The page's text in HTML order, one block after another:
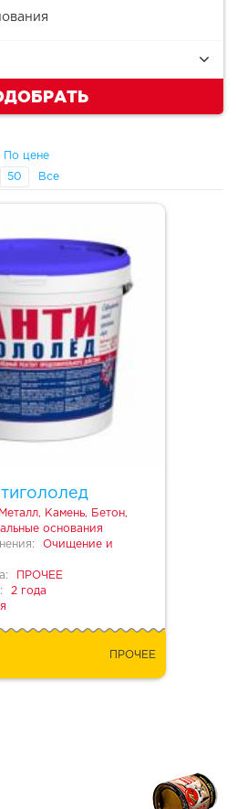
По цене
50 Все
Металл, Камень, Бетон,
основания
Очищение и
ПРОЧЕЕ
2 года
ПРОЧЕЕ